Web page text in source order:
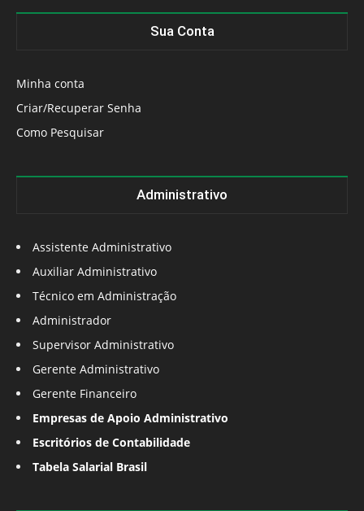
Sua Conta
Minha conta
Criar/Recuperar Senha
Como Pesquisar
Administrativo
Assistente Administrativo
Auxiliar Administrativo
Técnico em Administração
Administrador
Supervisor Administrativo
Gerente Administrativo
Gerente Financeiro
Empresas de Apoio Administrativo
Escritórios de Contabilidade
Tabela Salarial Brasil